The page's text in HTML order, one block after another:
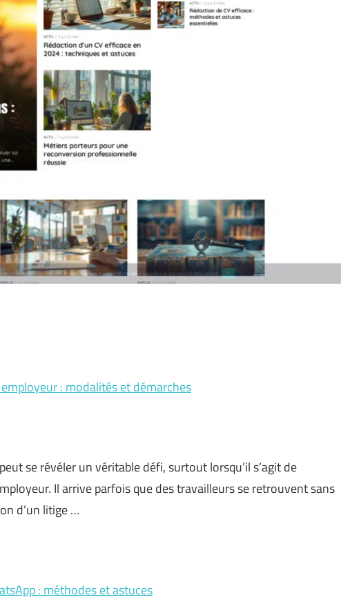
: modalités et démarches
se révéler un véritable défi, surtout lorsqu’il s’agit de
Il arrive parfois que des travailleurs se retrouvent sans
d’un litige …
: méthodes et astuces